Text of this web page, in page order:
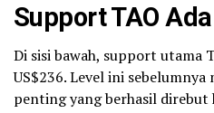
Support TAO
Di sisi bawah, support utama
US$236. Level ini sebelumnya
penting yang berhasil direbut